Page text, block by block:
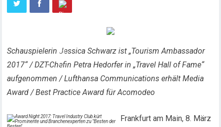
Schauspielerin Jessica Schwarz ist „Tourism Ambassador
2017“ / DZT-Chefin Petra Hedorfer in „Travel Hall of Fame“
aufgenommen / Lufthansa Communications erhält Media
Award / Best Practice Award für Acomodeo
Frankfurt am Main, 8. März